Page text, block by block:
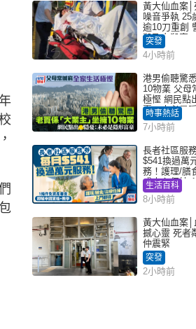
黃大仙血案│
噪音爭執 25
逾10刀重創
殺及自殺案
突發
4小時前
港男偷聽驚
10物業 父母
極慳 網民點
憂：未必是
Juicy叮
時事熱話
7小時前
長者社區服
$541換過萬
務！護理/膳
或中心任揀
審查（附申
學）
生活百科
8小時前
黃大仙血案
撼心靈 死者鄰居：個心
仲震緊
突發
2小時前